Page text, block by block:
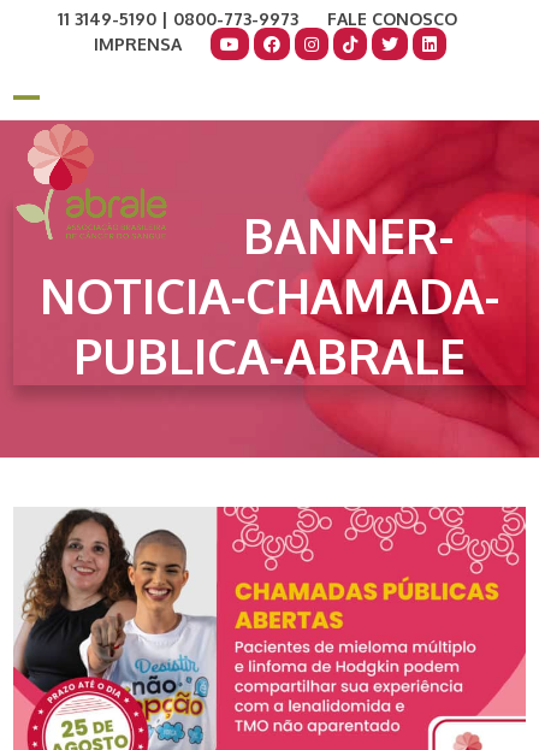
11 3149-5190 | 0800-773-9973
FALE CONOSCO
IMPRENSA
Open
mobile
menu
Close
mobile
menu
BANNER-
NOTICIA-CHAMADA-
PUBLICA-ABRALE